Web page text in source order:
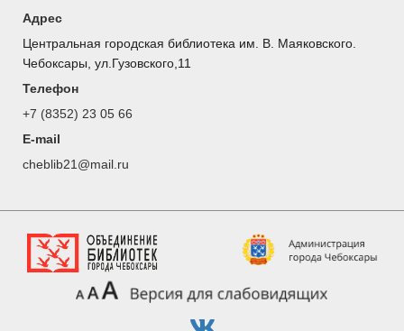
Адрес
Центральная городская библиотека им. В. Маяковского.
Чебоксары, ул.Гузовского,11
Телефон
+7 (8352) 23 05 66
E-mail
cheblib21@mail.ru